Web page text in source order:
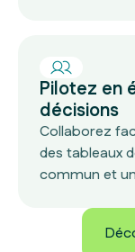
Pilotez en
décisions
Collaborez
des tableaux
commun et